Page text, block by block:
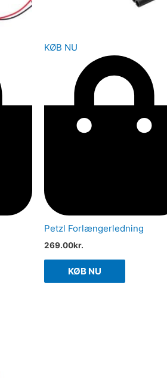
KØB NU
Petzl Forlængerledning
269.00kr.
KØB NU